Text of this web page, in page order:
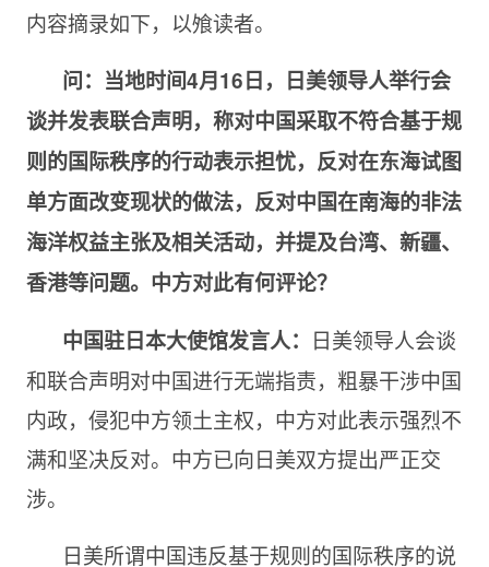
内容摘录如下，以飧读者。
问： 当地时间4月16日，日美领导人举行会
谈并发表联合声明，称对中国采取不符合基于规
则的国际秩序的行动表示担忧，反对在东海试图
单方面改变现状的做法，反对中国在南海的非法
海洋权益主张及相关活动，并提及台湾、新疆、
香港等问题。中方对此有何评论？
中国驻日本大使馆发言人： 日美领导人会谈
和联合声明对中国进行无端指责，粗暴干涉中国
内政，侵犯中方领土主权，中方对此表示强烈不
满和坚决反对。中方已向日美双方提出严正交
涉。
日美所谓中国违反基于规则的国际秩序的说